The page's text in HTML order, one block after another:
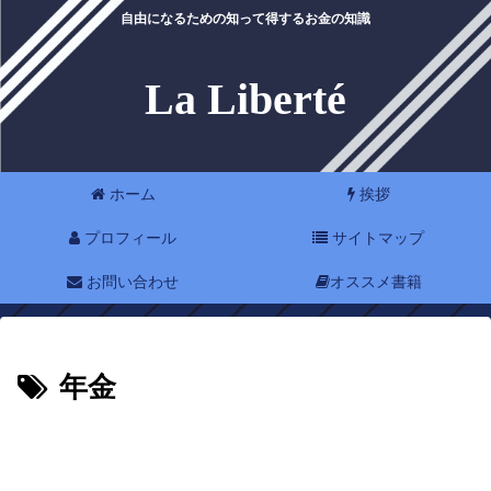
自由になるための知って得するお金の知識
La Liberté
ホーム 挨拶
プロフィール サイトマップ
お問い合わせ オススメ書籍
年金